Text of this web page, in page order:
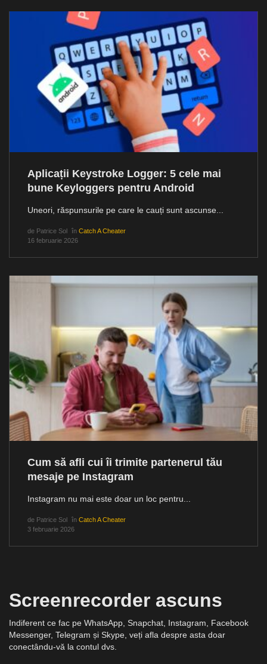
Aplicații Keystroke Logger: 5 cele mai
bune Keyloggers pentru Android
Uneori, răspunsurile pe care le cauți sunt ascunse...
de Patrice Sol în Catch A Cheater
16 februarie 2026
Cum să afli cui îi trimite partenerul tău
mesaje pe Instagram
Instagram nu mai este doar un loc pentru...
de Patrice Sol în Catch A Cheater
3 februarie 2026
Screenrecorder ascuns
Indiferent ce fac pe WhatsApp, Snapchat, Instagram, Facebook
Messenger, Telegram și Skype, veți afla despre asta doar
conectându-vă la contul dvs.